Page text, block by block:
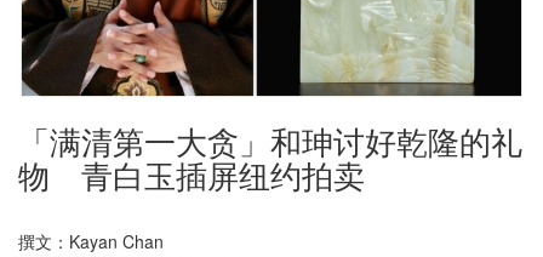
「满清第一大贪」和珅讨好乾隆的礼
物 青白玉插屏纽约拍卖
撰文：Kayan Chan